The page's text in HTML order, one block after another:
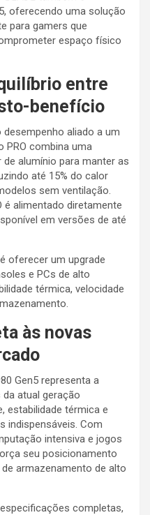
oferecendo uma solução
para gamers que
espaço físico
entre
benefício
aliado a um
combina uma
alumínio para manter as
até 15% do calor
sem ventilação.
alimentado diretamente
em versões de até
oferecer um upgrade
e PCs de alto
térmica, velocidade
às novas
Gen5 representa a
atual geração
estabilidade térmica e
indispensáveis. Com
intensiva e jogos
seu posicionamento
armazenamento de alto
completas,